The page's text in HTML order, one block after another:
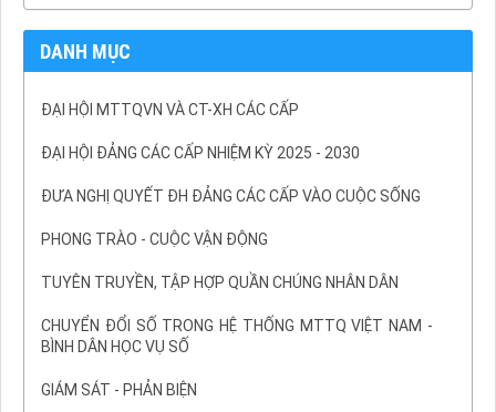
DANH MỤC
ĐẠI HỘI MTTQVN VÀ CT-XH CÁC CẤP
ĐẠI HỘI ĐẢNG CÁC CẤP NHIỆM KỲ 2025 - 2030
ĐƯA NGHỊ QUYẾT ĐH ĐẢNG CÁC CẤP VÀO CUỘC SỐNG
PHONG TRÀO - CUỘC VẬN ĐỘNG
TUYÊN TRUYỀN, TẬP HỢP QUẦN CHÚNG NHÂN DÂN
CHUYỂN ĐỔI SỐ TRONG HỆ THỐNG MTTQ VIỆT NAM -
BÌNH DÂN HỌC VỤ SỐ
GIÁM SÁT - PHẢN BIỆN